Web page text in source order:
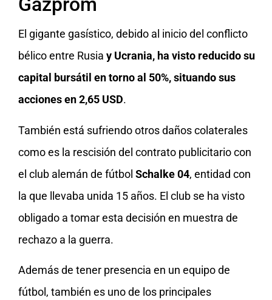
El gigante gasístico, debido al inicio del conflicto
bélico entre Rusia y Ucrania, ha visto reducido su
capital bursátil en torno al 50%, situando sus
acciones en 2,65 USD.
También está sufriendo otros daños colaterales
como es la rescisión del contrato publicitario con
el club alemán de fútbol Schalke 04, entidad con
la que llevaba unida 15 años. El club se ha visto
obligado a tomar esta decisión en muestra de
rechazo a la guerra.
Además de tener presencia en un equipo de
fútbol, también es uno de los principales